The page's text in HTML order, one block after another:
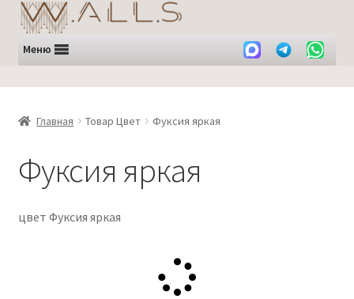
Перейти
к
навигации
Перейти
к
содержимому
Меню
Главная Товар Цвет Фуксия яркая
Фуксия яркая
цвет Фуксия яркая